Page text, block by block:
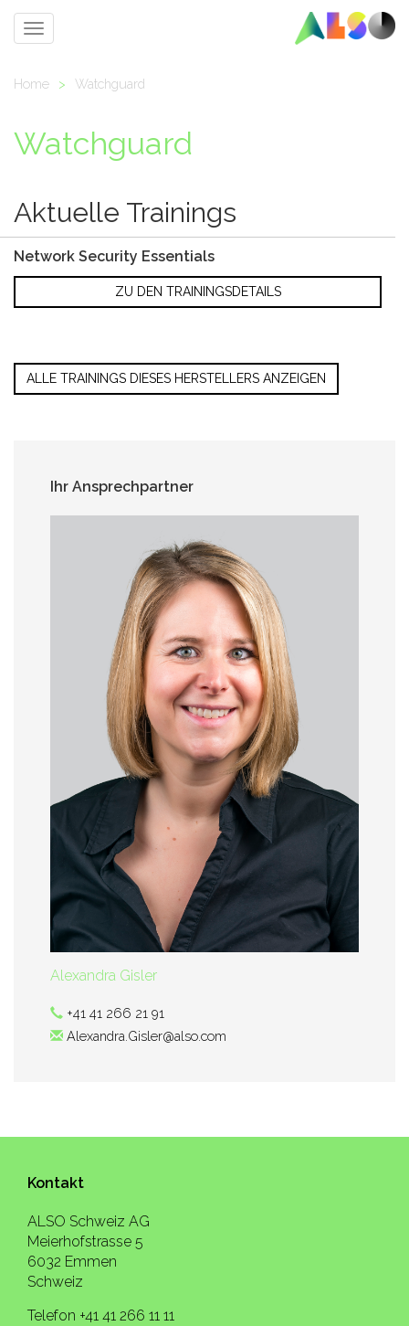
Toggle
Home > Watchguard
Watchguard
Aktuelle Trainings
Network Security Essentials
ZU DEN TRAININGSDETAILS
ALLE TRAININGS DIESES HERSTELLERS ANZEIGEN
Ihr Ansprechpartner
Alexandra Gisler
+41 41 266 21 91
Alexandra.Gisler@also.com
Kontakt
ALSO Schweiz AG
Meierhofstrasse 5
6032 Emmen
Schweiz
Telefon +41 41 266 11 11